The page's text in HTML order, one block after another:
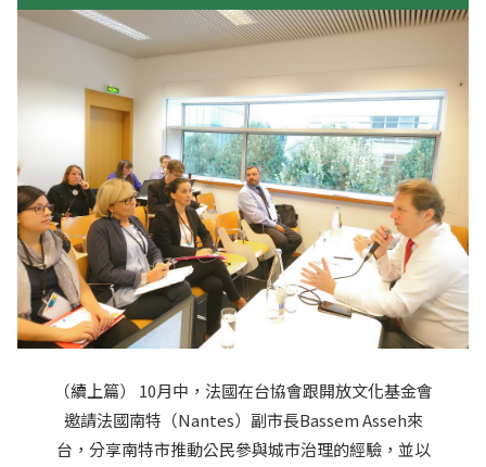
（續上篇） 10月中，法國在台協會跟開放文化基金會
邀請法國南特（Nantes）副市長Bassem Asseh來
台，分享南特市推動公民參與城市治理的經驗，並以